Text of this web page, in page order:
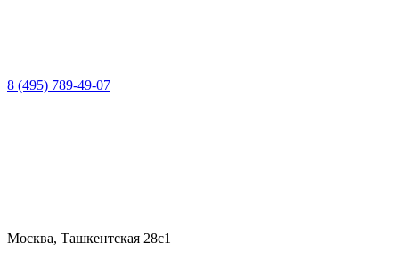
8 (495) 789-49-07
Москва, Ташкентская 28с1